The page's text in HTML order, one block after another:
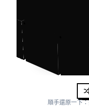
順手還原一下